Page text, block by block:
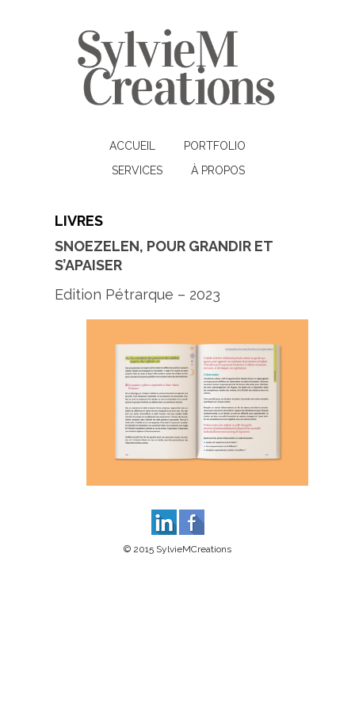
ACCUEIL
PORTFOLIO
SERVICES
À PROPOS
LIVRES
SNOEZELEN, POUR GRANDIR ET
S’APAISER
Edition Pétrarque – 2023
© 2015 SylvieMCreations